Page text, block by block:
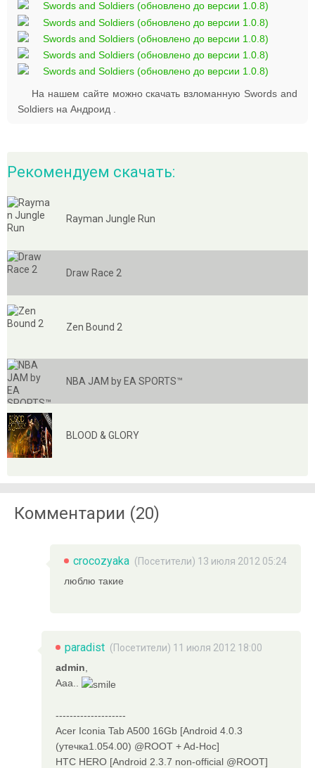
На нашем сайте можно скачать взломанную Swords and
Soldiers на Андроид .
Рекомендуем скачать:
Rayman Jungle Run
Draw Race 2
Zen Bound 2
NBA JAM by EA SPORTS™
BLOOD & GLORY
Комментарии (20)
crocozyaka (Посетители) 13 июля 2012 05:24
люблю такие
paradist (Посетители) 11 июля 2012 18:00
admin,
Ааа..
--------------------
Acer Iconia Tab A500 16Gb [Android 4.0.3
(утечка1.054.00) @ROOT + Ad-Hoc]
HTC HERO [Android 2.3.7 non-official @ROOT]